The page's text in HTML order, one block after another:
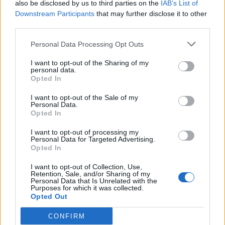
also be disclosed by us to third parties on the IAB’s List of
Downstream Participants that may further disclose it to other
Personal Data Processing Opt Outs
I want to opt-out of the Sharing of my
personal data.
Opted In
I want to opt-out of the Sale of my
Personal Data.
Opted In
I want to opt-out of processing my
Personal Data for Targeted Advertising.
Opted In
I want to opt-out of Collection, Use,
Retention, Sale, and/or Sharing of my
Personal Data that Is Unrelated with the
Purposes for which it was collected.
Opted Out
CONFIRM
“esclusivi” disciplinati per legge. Chi
dovrebbe intervenire in caso di accertate
problematiche alla circolazione ferroviaria?
Chi dovrebbe effettuare i controlli ai
convogli internazionali e la vigilanza dei
treni merci che trasportano materiale
pericoloso? Risposte plausibili non ne sono
state fornite.
Infine, anche per la chiusura della locale
Polizia Postale: il S.A.P. Varese è contrario, in
quanto essendo la sezione “ospite” nei locali
dell’ente Poste Italiane ha un costo di
logistica pari a zero e, anche se nel progetto